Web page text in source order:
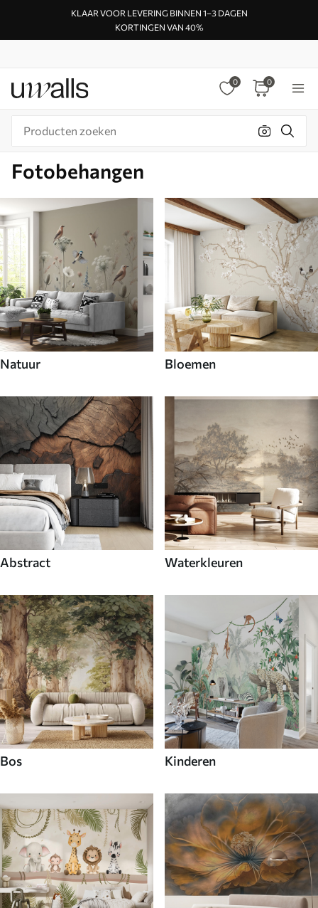
KLAAR VOOR LEVERING BINNEN 1–3 DAGEN
KORTINGEN VAN 40%
0 0
Fotobehangen
Natuur Bloemen
Abstract Waterkleuren
Bos Kinderen